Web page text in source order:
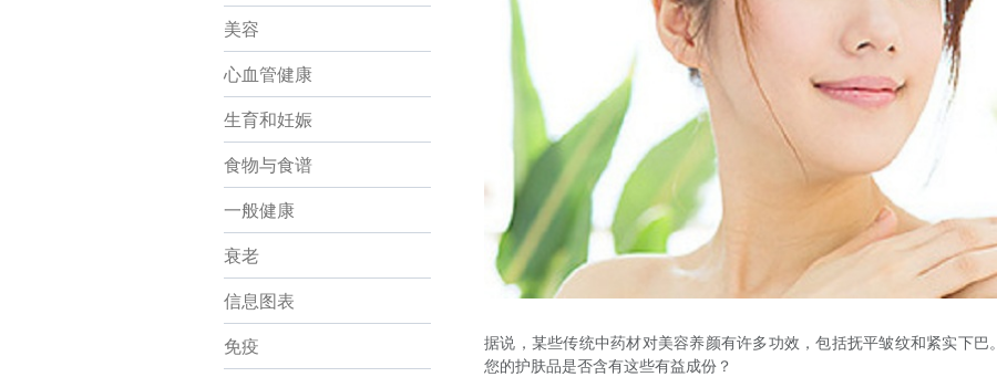
美容
心血管健康
生育和妊娠
食物与食谱
一般健康
衰老
信息图表
免疫
据说，某些传统中药材对美容养颜有许多功效，包括抚平皱纹和紧实下巴。
您的护肤品是否含有这些有益成份？